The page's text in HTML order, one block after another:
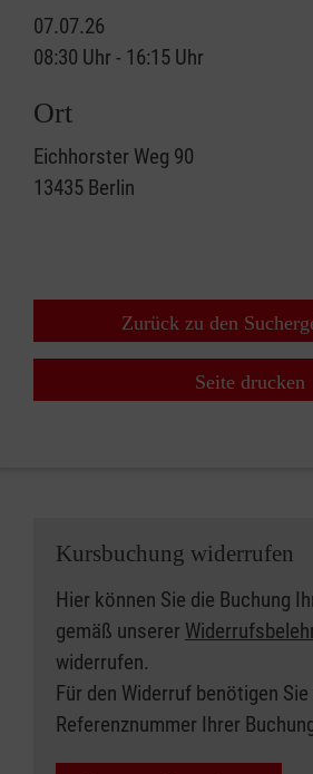
07.07.26
08:30 Uhr - 16:15 Uhr
Ort
Eichhorster Weg 90
13435 Berlin
Zurück zu den
Seite drucken
Kursbuchung widerrufen
Hier können Sie die Buchung
gemäß unserer
widerrufen.
Für den Widerruf benötigen Sie
Referenznummer Ihrer